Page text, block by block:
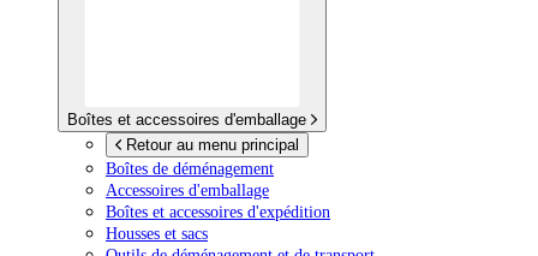
Boîtes et accessoires d'emballage
Retour au menu principal
Boîtes de déménagement
Accessoires d'emballage
Boîtes et accessoires d'expédition
Housses et sacs